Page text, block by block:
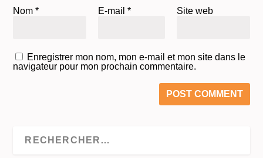
Nom* E-mail * Site web
Enregistrer mon nom, mon e-mail et mon site dans le
navigateur pour mon prochain commentaire.